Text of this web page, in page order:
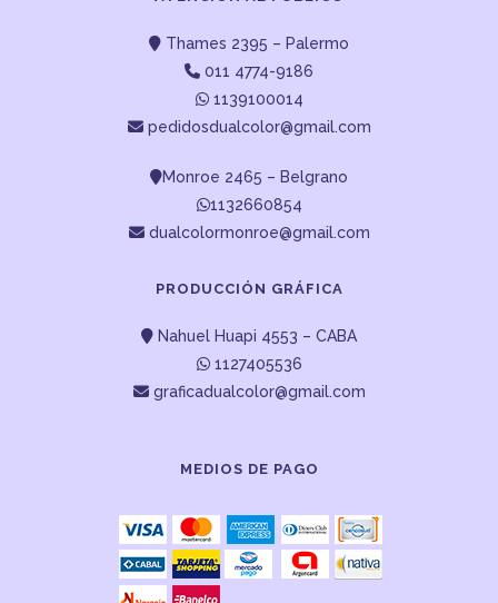
Thames 2395 – Palermo
011 4774-9186
1139100014
pedidosdualcolor@gmail.com
Monroe 2465 – Belgrano
1132660854
dualcolormonroe@gmail.com
PRODUCCIÓN GRÁFICA
Nahuel Huapi 4553 – CABA
1127405536
graficadualcolor@gmail.com
MEDIOS DE PAGO